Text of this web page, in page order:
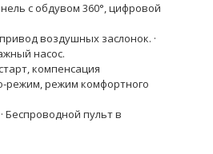
с обдувом 360°, цифровой
воздушных заслонок. ·
насос.
компенсация
режим, режим комфортного
· Беспроводной пульт в